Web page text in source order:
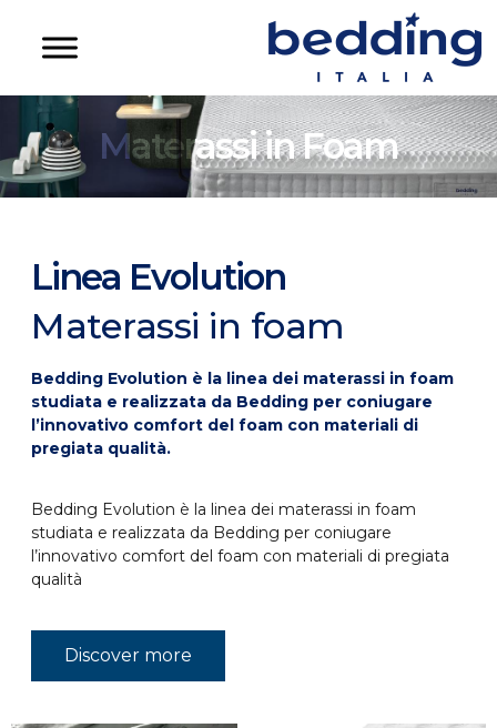
Materassi in Foam
Linea Evolution
Materassi in foam
Bedding Evolution è la linea dei materassi in foam
studiata e realizzata da Bedding per coniugare
l’innovativo comfort del foam con materiali di
pregiata qualità.
Bedding Evolution è la linea dei materassi in foam
studiata e realizzata da Bedding per coniugare
l’innovativo comfort del foam con materiali di pregiata
qualità
Discover more